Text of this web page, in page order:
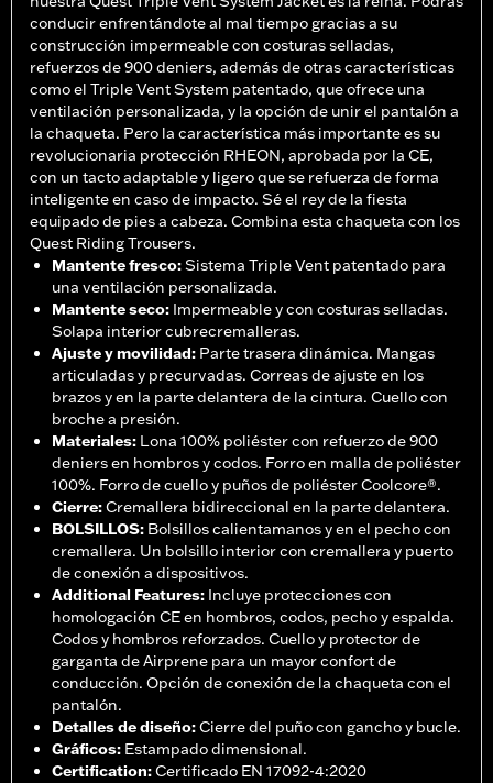
conducir enfrentándote al mal tiempo gracias a su
construcción impermeable con costuras selladas,
refuerzos de 900 deniers, además de otras características
como el Triple Vent System patentado, que ofrece una
ventilación personalizada, y la opción de unir el pantalón a
la chaqueta. Pero la característica más importante es su
revolucionaria protección RHEON, aprobada por la CE,
con un tacto adaptable y ligero que se refuerza de forma
inteligente en caso de impacto. Sé el rey de la fiesta
equipado de pies a cabeza. Combina esta chaqueta con los
Quest Riding Trousers.
Mantente fresco:Sistema Triple Vent patentado para
una ventilación personalizada.
Mantente seco: Impermeable y con costuras selladas.
Solapa interior cubrecremalleras.
Ajuste y movilidad: Parte trasera dinámica. Mangas
articuladas y precurvadas. Correas de ajuste en los
brazos y en la parte delantera de la cintura. Cuello con
broche a presión.
Materiales: Lona 100% poliéster con refuerzo de 900
deniers en hombros y codos. Forro en malla de poliéster
100%. Forro de cuello y puños de poliéster Coolcore®.
Cierre:Cremallera bidireccional en la parte delantera.
BOLSILLOS: Bolsillos calientamanos y en el pecho con
cremallera. Un bolsillo interior con cremallera y puerto
de conexión a dispositivos.
Additional Features: Incluye protecciones con
homologación CE en hombros, codos, pecho y espalda.
Codos y hombros reforzados. Cuello y protector de
garganta de Airprene para un mayor confort de
conducción. Opción de conexión de la chaqueta con el
pantalón.
Detalles de diseño:Cierre del puño con gancho y bucle.
Gráficos: Estampado dimensional.
Certification:Certificado EN 17092-4:2020